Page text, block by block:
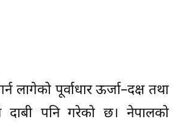
लागेको पूर्वाधार ऊर्जा–दक्ष तथा
दाबी पनि गरेको छ। नेपालको